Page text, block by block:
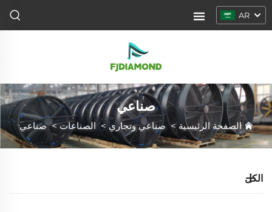
AR
صناعي
الصفحة الرئيسية> صناعي وتجاري >الصناعات>صناعي
الكل